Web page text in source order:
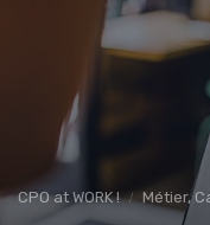
CPO at WORK ! Métier,